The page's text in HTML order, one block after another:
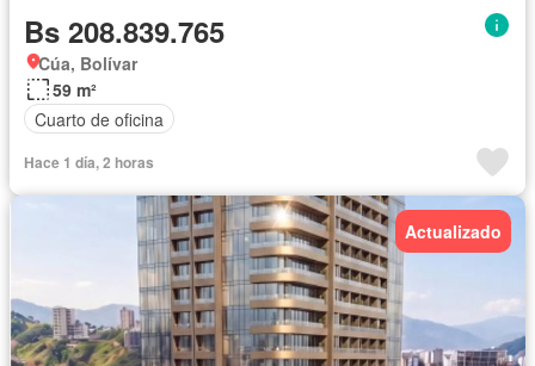
Bs 208.839.765
Cúa, Bolívar
59 m²
Cuarto de oficina
Hace 1 día, 2 horas
Actualizado